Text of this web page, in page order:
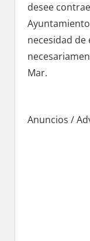
desee
necesidad
Mar.
Anuncios /